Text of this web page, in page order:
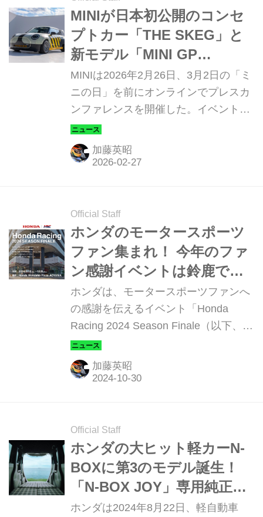
術や異業種連携が織りなすモビリティ
の未来像を現地取材からお伝えする。
MINIが日本初公開のコンセ
プトカー「THE SKEG」と
新モデル「MINI GP
INSPIRED EDITION」を発
表
MINIは2026年2月26日、3月2日の「ミ
ニの日」を前にオンラインでプレスカ
ンファレンスを開催した。イベントで
は、オーストラリア発ライフスタイル
ブランド「DEUS EX MACHINA（デウ
ス・エクス・マキナ）」とのコラボレ
本初公開をはじめ、「MINI GP
INSPIRED EDITION」の発表など、今
後のブランド展開につながる複数のト
ピックを発表した。
加藤英昭
Official Staff
ホンダのモータースポーツ
ファン集まれ！ 今年のファ
ン感謝イベントは鈴鹿でも
もてぎでもなく東京・青山
で開催
ホンダは、モータースポーツファンへ
の感謝を伝えるイベント「Honda
Racing 2024 Season Finale（以下、ホ
ンダ・レーシング 2024シーズンフィ
ナーレ）」を、2024年12月14日
（土）・15（日）に「Hondaウエルカ
加藤英昭
Official Staff
ホンダの大ヒット軽カーN-
BOXに第3のモデル誕生！
「N-BOX JOY」専用純正ア
クセサリーのティザー写真
ホンダは2024年8月22日、軽自動車